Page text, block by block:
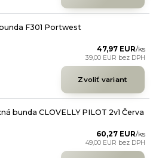
F301 Portwest
47,97 EUR/ks
39,00 EUR bez DPH
Zvoliť variant
bunda CLOVELLY PILOT 2v1 Červa
60,27 EUR/ks
49,00 EUR bez DPH